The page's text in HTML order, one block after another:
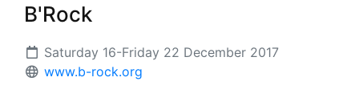
B'Rock
Saturday 16-Friday 22 December 2017
www.b-rock.org